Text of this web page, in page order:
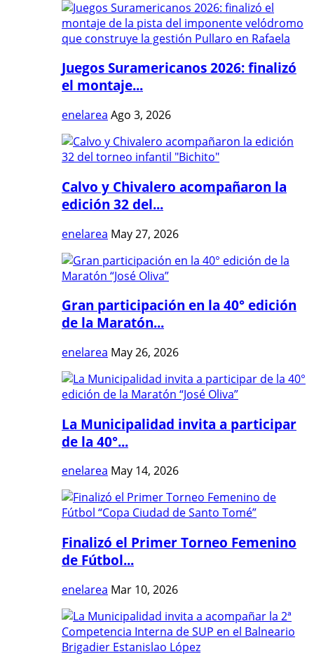
Juegos Suramericanos 2026: finalizó
el montaje...
enelarea Ago 3, 2026
Calvo y Chivalero acompañaron la
edición 32 del...
enelarea May 27, 2026
Gran participación en la 40° edición
de la Maratón...
enelarea May 26, 2026
La Municipalidad invita a participar
de la 40°...
enelarea May 14, 2026
Finalizó el Primer Torneo Femenino
de Fútbol...
enelarea Mar 10, 2026